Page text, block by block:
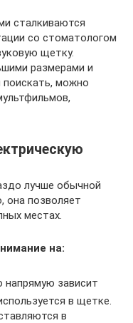
сталкиваются
со стоматологом
щетку.
размерами и
можно
лучше обычной
она позволяет
местах.
на:
напрямую зависит
в щетке.
в